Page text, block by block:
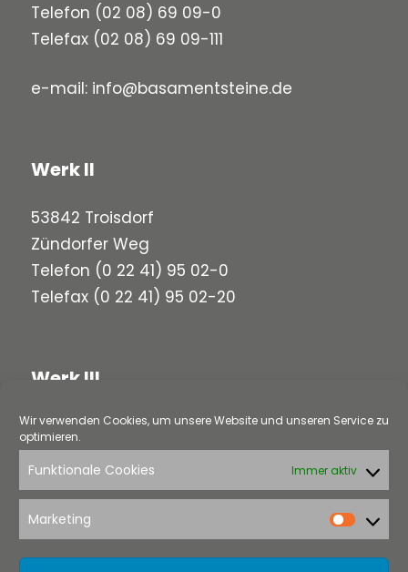
Wir verwenden Cookies, um unsere Website und unseren Service zu
optimieren.
Funktionale Cookies Immer aktiv
Marketing
Telefon (02 08) 69 09-0
Telefax (02 08) 69 09-111
e-mail: info@basamentsteine.de
Werk II
53842 Troisdorf
Zündorfer Weg
Telefon (0 22 41) 95 02-0
Telefax (0 22 41) 95 02-20
Werk III
58313 Herdecke
Loerfeldstraße 5
Telefon(0 23 30) 97 91-0
Telefax (0 23 30) 97 91-22